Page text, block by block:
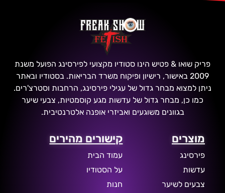
פריק שואו & פטיש הינו סטודיו מקצועי לפירסינג הפועל משנת
2009 באישור, רישיון ופיקוח משרד הבריאות. בסטודיו ובאתר
ניתן למצוא מבחר גדול של עגילי פירסינג, הרחבות וסטרצ'רים.
כמו כן, מבחר גדול של עדשות מגע קוסמטיות, צבעי שיער
בגוונים משוגעים ואביזרי אופנה אלטרנטיבית.
מוצרים
פירסינג
עדשות
צבעים לשיער
קישורים מהירים
עמוד הבית
על הסטודיו
חנות